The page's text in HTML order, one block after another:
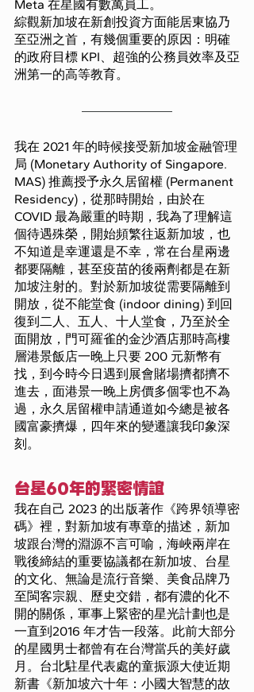
Meta 在星國有數萬員工。
綜觀新加坡在新創投資方面能居東協乃
至亞洲之首，有幾個重要的原因：明確
的政府目標 KPI、超強的公務員效率及亞
洲第一的高等教育。
我在 2021 年的時候接受新加坡金融管理
局 (Monetary Authority of Singapore.
MAS) 推薦授予永久居留權 (Permanent
Residency)，從那時開始，由於在
COVID 最為嚴重的時期，我為了理解這
個待遇殊榮，開始頻繁往返新加坡，也
不知道是幸運還是不幸，常在台星兩邊
都要隔離，甚至疫苗的後兩劑都是在新
加坡注射的。對於新加坡從需要隔離到
開放，從不能堂食 (indoor dining) 到回
復到二人、五人、十人堂食，乃至於全
面開放，門可羅雀的金沙酒店那時高樓
層港景飯店一晚上只要 200 元新幣有
找，到今時今日遇到展會賭場擠都擠不
進去，面港景一晚上房價多個零也不為
過，永久居留權申請通道如今總是被各
國富豪擠爆，四年來的變遷讓我印象深
刻。
台星60年的緊密情誼
我在自己 2023 的出版著作《跨界領導密
碼》裡，對新加坡有專章的描述，新加
坡跟台灣的淵源不言可喻，海峽兩岸在
戰後締結的重要協議都在新加坡、台星
的文化、無論是流行音樂、美食品牌乃
至閩客宗親、歷史交錯，都有濃的化不
開的關係，軍事上緊密的星光計劃也是
一直到2016 年才告一段落。此前大部分
的星國男士都曾有在台灣當兵的美好歲
月。台北駐星代表處的童振源大使近期
新書《新加坡六十年：小國大智慧的故